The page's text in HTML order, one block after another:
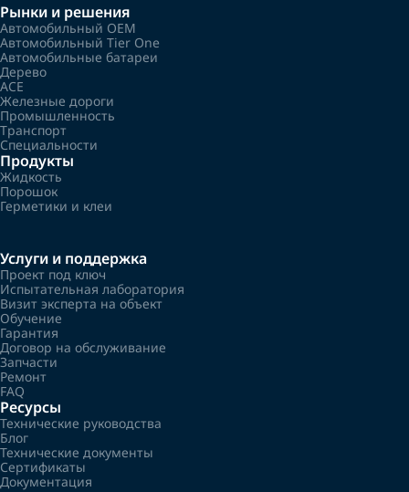
Рынки и решения
Автомобильный OEM
Автомобильный Tier One
Автомобильные батареи
Дерево
ACE
Железные дороги
Промышленность
Транспорт
Специальности
Продукты
Жидкость
Порошок
Герметики и клеи
Услуги и поддержка
Проект под ключ
Испытательная лаборатория
Визит эксперта на объект
Обучение
Гарантия
Договор на обслуживание
Запчасти
Ремонт
FAQ
Ресурсы
Технические руководства
Блог
Технические документы
Сертификаты
Документация